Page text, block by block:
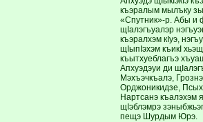
къэралым мылъку
«Спутник»-р. Абы и
щIалэгъуалэр
къэралхэм кIуэ,
щIыпIэхэм къикI
къытхуеблагъэ
Апхуэдэуи ди
Мэхъэчкъалэ,
Орджоникидзе,
Нартсанэ къалэхэм
щIэблэмрэ
пещэ Шурдым Юрэ.